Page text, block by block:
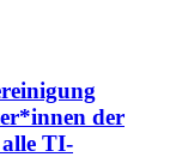
der
TI-